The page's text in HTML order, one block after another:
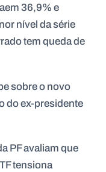
36,9% e
nível da série
tem queda de
sobre o novo
do ex-presidente
PF avaliam que
tensiona